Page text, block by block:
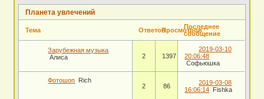
Планета увлечений
Тема ОтветовПросмотровПоследнее
сообщение
Зарубежная музыка
Алиса
2 1397
2019-03-10
20:06:48
Софьюшка
Фотошоп
Rich
2
86
2019-03-08
16:06:14
Fishka